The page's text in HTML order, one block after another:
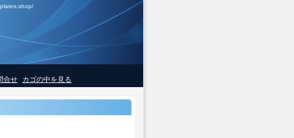
合せ カゴの中を見る